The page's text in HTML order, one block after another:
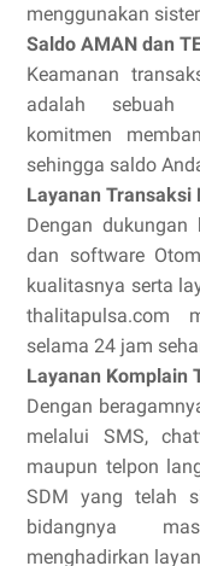
menggunakan
Saldo AMAN dan
Keamanan
adalah sebuah
komitmen
sehingga saldo
Layanan Transaksi
Dengan dukungan
dan software
kualitasnya serta
thalitapulsa.com
selama 24 jam
Layanan Komplain
Dengan
melalui SMS,
maupun telpon
SDM yang telah
bidangnya
menghadirkan